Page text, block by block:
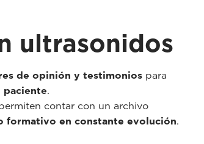
ultrasonidos
de opinión y testimonios para
paciente.
contar con un archivo
formativo en constante evolución.